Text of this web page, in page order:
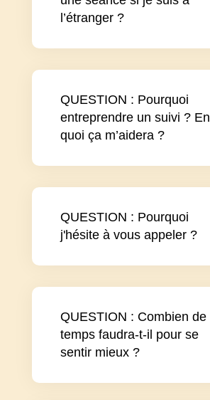
l’étranger ?
QUESTION : Pourquoi
entreprendre un suivi ? En
quoi ça m’aidera ?
QUESTION : Pourquoi
j'hésite à vous appeler ?
QUESTION : Combien de
temps faudra-t-il pour se
sentir mieux ?